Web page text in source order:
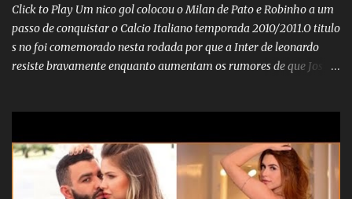
Click to Play Um nico gol colocou o Milan de Pato e Robinho a um
passo de conquistar o Calcio Italiano temporada 2010/2011.O titulo
s no foi comemorado nesta rodada por que a Inter de leonardo
resiste bravamente enquanto aumentam os rumores de que Jos